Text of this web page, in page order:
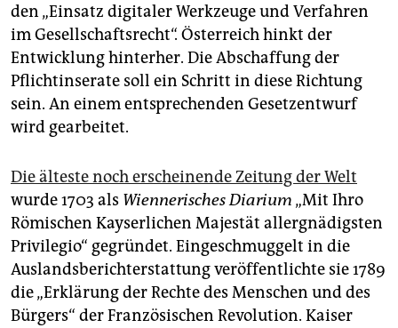
den „Einsatz digitaler Werkzeuge und Verfahren
im Gesellschaftsrecht“. Österreich hinkt der
Entwicklung hinterher. Die Abschaffung der
Pflichtinserate soll ein Schritt in diese Richtung
sein. An einem entsprechenden Gesetzentwurf
wird gearbeitet.
Die älteste noch erscheinende Zeitung der Welt
wurde 1703 als Wiennerisches Diarium „Mit Ihro
Römischen Kayserlichen Majestät allergnädigsten
Privilegio“ gegründet. Eingeschmuggelt in die
Auslandsberichterstattung veröffentlichte sie 1789
die „Erklärung der Rechte des Menschen und des
Bürgers“ der Französischen Revolution. Kaiser